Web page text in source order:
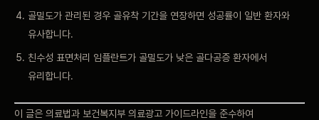
골밀도가 관리된 경우 골유착 기간을 연장하면 성공률이 일반환자와
유사합니다.
친수성 표면처리 임플란트가 골밀도가 낮은 골다공증 환자에서
유리합니다.
이 글은 의료법과 보건복지부 의료광고 가이드라인을 준수하여